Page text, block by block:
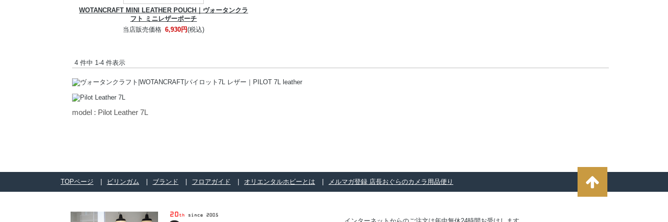
WOTANCRAFT MINI LEATHER POUCH｜ヴォータンクラ
フト ミニレザーポーチ
当店販売価格 6,930円(税込)
4 件中 1-4 件表示
model : Pilot Leather 7L
TOPページ ビリンガム ブランド フロアガイド オリエンタルホビーとは メルマガ登録 店長おぐらのカメラ用品便り